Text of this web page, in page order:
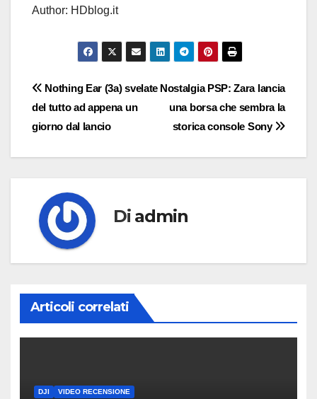
Author: HDblog.it
Navigazione
articoli
Nostalgia PSP: Zara lancia
una borsa che sembra la
storica console Sony
Nothing Ear (3a) svelate
del tutto ad appena un
giorno dal lancio
Di admin
Articoli correlati
DJI VIDEO RECENSIONE